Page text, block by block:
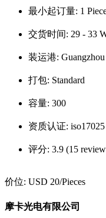
最小起订量: 1
交货时间: 29 - 33
装运港: Guangzhou
打包: Standard
容量: 300
资质认证: iso17025
评分: 3.9 (15
价位: USD 20/Pieces
摩卡光电有限公司